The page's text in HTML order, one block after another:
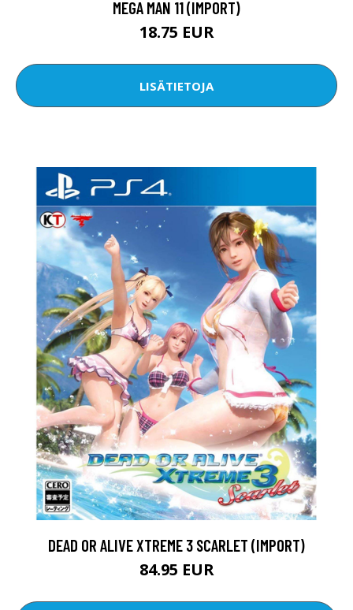
MEGA MAN 11 (IMPORT)
18.75 EUR
LISÄTIETOJA
DEAD OR ALIVE XTREME 3 SCARLET (IMPORT)
84.95 EUR